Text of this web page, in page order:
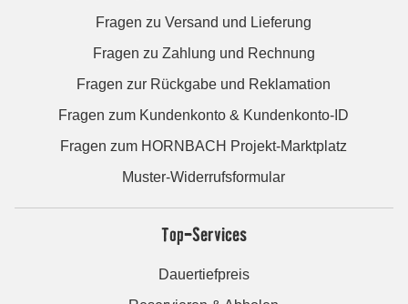
Fragen zu Versand und Lieferung
Fragen zu Zahlung und Rechnung
Fragen zur Rückgabe und Reklamation
Fragen zum Kundenkonto & Kundenkonto-ID
Fragen zum HORNBACH Projekt-Marktplatz
Muster-Widerrufsformular
Top-Services
Dauertiefpreis